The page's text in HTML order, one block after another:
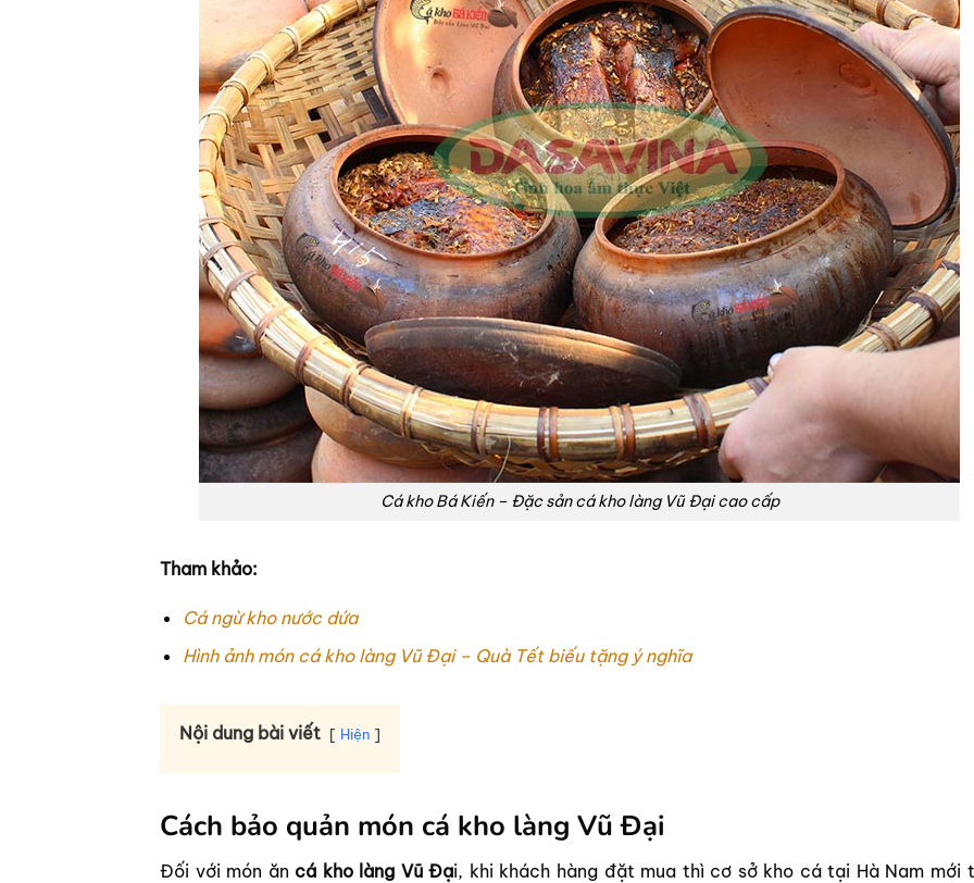
Cá kho Bá Kiến – Đặc sản cá kho làng Vũ Đại cao cấp
Tham khảo:
Cá ngừ kho nước dứa
Hình ảnh món cá kho làng Vũ Đại – Quà Tết biếu tặng ý nghĩa
Nội dung bài viết Hiện
Cách bảo quản món cá kho làng Vũ Đại
Đối với món ăn cá kho làng Vũ Đại, khi khách hàng đặt mua thì cơ sở kho cá tại Hà Nam mới